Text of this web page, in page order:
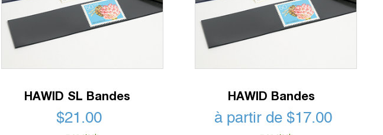
HAWID SL Bandes
$21.00
HAWID Bandes
à partir de $17.00